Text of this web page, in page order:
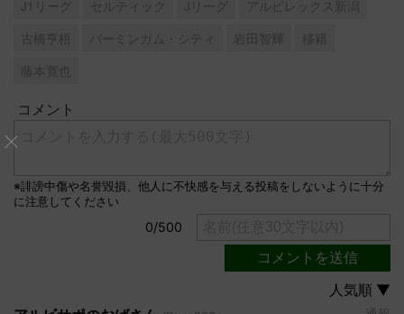
J1リーグ セルティック Jリーグ
アルビレックス新潟
古橋亨梧
バーミンガム・シティ 岩田智輝
移籍
藤本寛也